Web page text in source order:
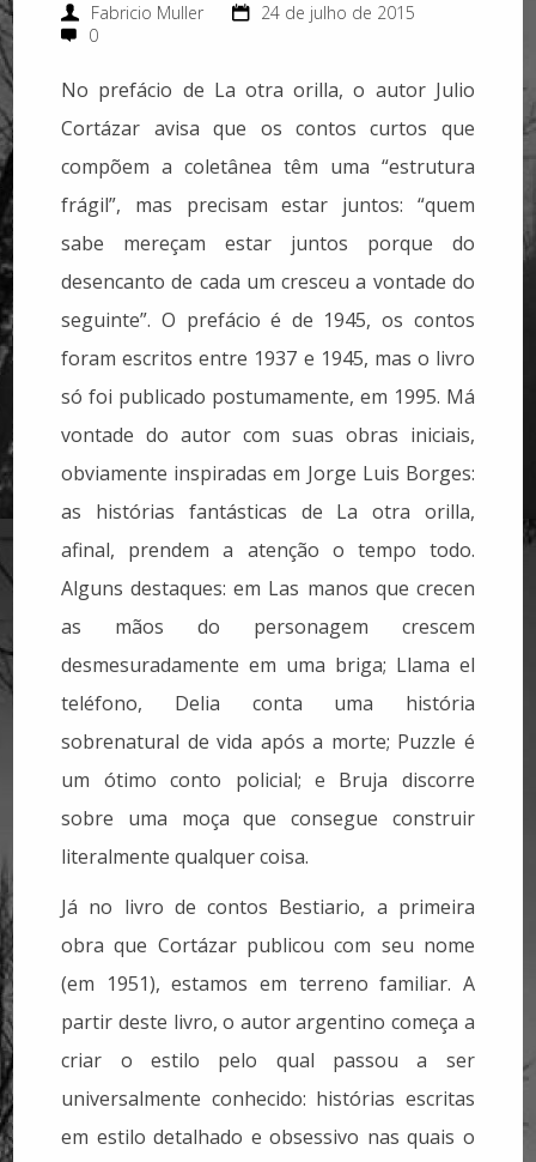
Fabricio Muller
24 de julho de 2015
0
No prefácio de La otra orilla, o autor Julio
Cortázar avisa que os contos curtos que
compõem a coletânea têm uma “estrutura
frágil”, mas precisam estar juntos: “quem
sabe mereçam estar juntos porque do
desencanto de cada um cresceu a vontade do
seguinte”. O prefácio é de 1945, os contos
foram escritos entre 1937 e 1945, mas o livro
só foi publicado postumamente, em 1995. Má
vontade do autor com suas obras iniciais,
obviamente inspiradas em Jorge Luis Borges:
as histórias fantásticas de La otra orilla,
afinal, prendem a atenção o tempo todo.
Alguns destaques: em Las manos que crecen
as mãos do personagem crescem
desmesuradamente em uma briga; Llama el
teléfono, Delia conta uma história
sobrenatural de vida após a morte; Puzzle é
um ótimo conto policial; e Bruja discorre
sobre uma moça que consegue construir
literalmente qualquer coisa.
Já no livro de contos Bestiario, a primeira
obra que Cortázar publicou com seu nome
(em 1951), estamos em terreno familiar. A
partir deste livro, o autor argentino começa a
criar o estilo pelo qual passou a ser
universalmente conhecido: histórias escritas
em estilo detalhado e obsessivo nas quais o